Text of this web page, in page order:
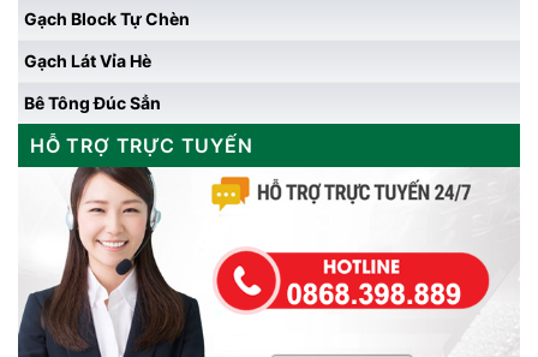
Gạch Block Tự Chèn
Gạch Lát Vỉa Hè
Bê Tông Đúc Sẳn
HỖ TRỢ TRỰC TUYẾN